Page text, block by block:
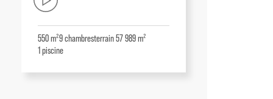
550 m²9chambresterrain 57 989 m²
1piscine